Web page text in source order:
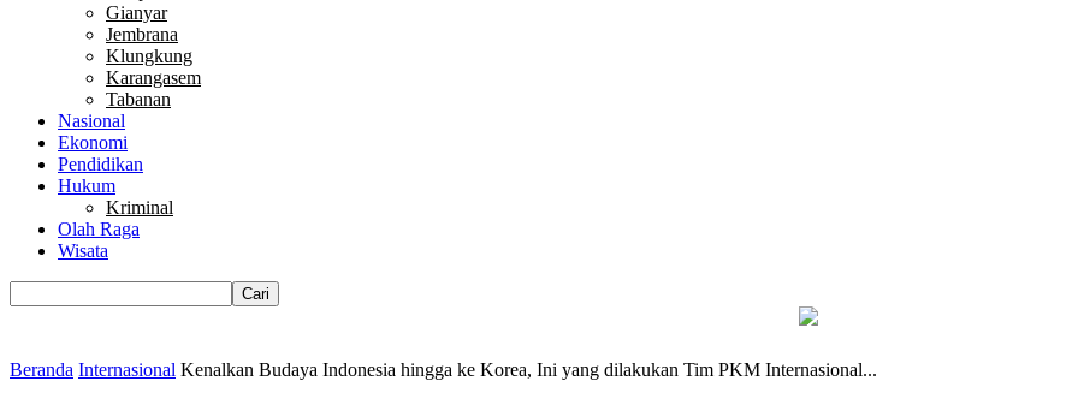
Gianyar
Jembrana
Klungkung
Karangasem
Tabanan
Nasional
Ekonomi
Pendidikan
Hukum
Kriminal
Olah Raga
Wisata
Beranda Internasional Kenalkan Budaya Indonesia hingga ke Korea, Ini yang dilakukan Tim PKM Internasional...